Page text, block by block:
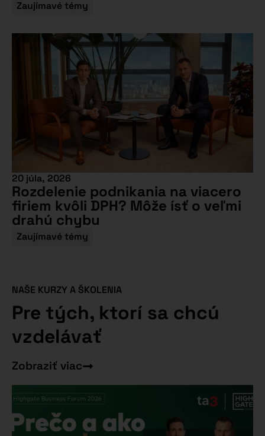
Zaujímavé témy
20 júla, 2026
Rozdelenie podnikania na viacero
firiem kvôli DPH? Môže ísť o veľmi
drahú chybu
Zaujímavé témy
NAŠE KURZY A ŠKOLENIA
Pre tých, ktorí sa chcú
vzdelávať
Zobraziť viac